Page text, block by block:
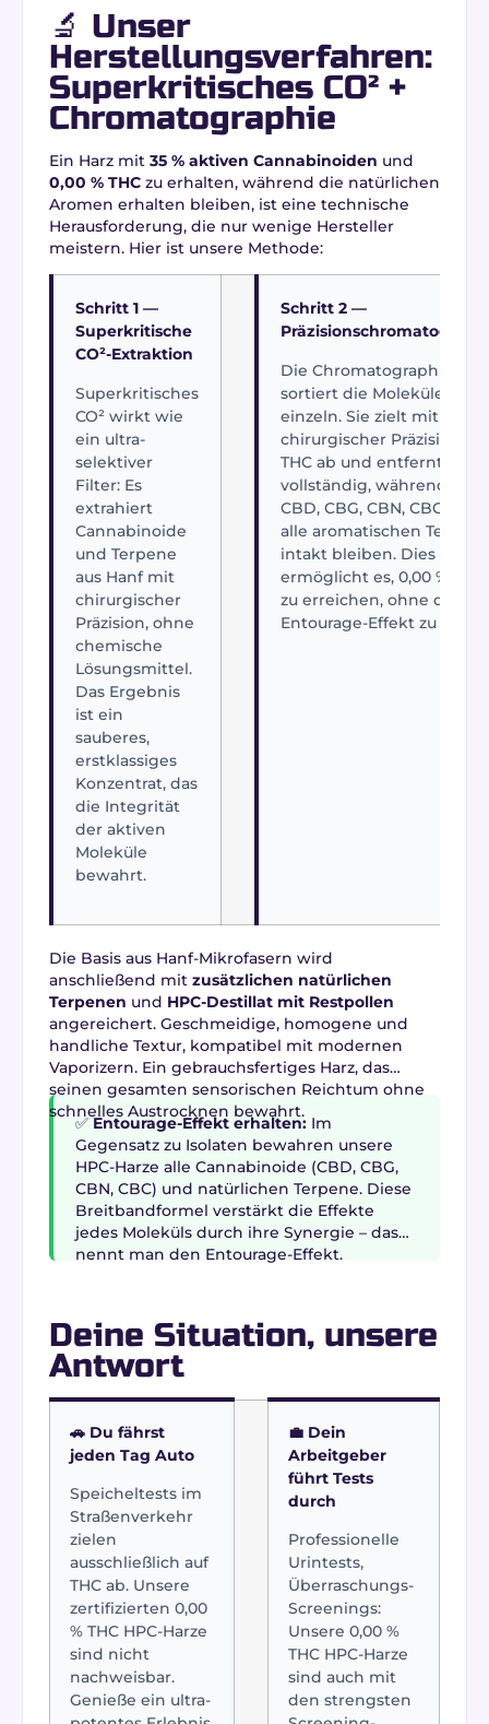
🔬 Unser
Herstellungsverfahren:
Superkritisches CO² +
Chromatographie
Ein Harz mit 35 % aktiven Cannabinoiden und
0,00 % THC zu erhalten, während die natürlichen
Aromen erhalten bleiben, ist eine technische
Herausforderung, die nur wenige Hersteller
meistern. Hier ist unsere Methode:
Schritt 1 —
Superkritische
CO²-Extraktion
Superkritisches
CO² wirkt wie
ein ultra-
selektiver
Filter: Es
extrahiert
Cannabinoide
und Terpene
aus Hanf mit
chirurgischer
Präzision, ohne
chemische
Lösungsmittel.
Das Ergebnis
ist ein
sauberes,
erstklassiges
Konzentrat, das
die Integrität
der aktiven
Moleküle
bewahrt.
Schritt 2 —
Die Chromatographie
sortiert die Moleküle
einzeln. Sie zielt mit
chirurgischer Präzision auf
THC ab und entfernt es
vollständig, während HPC,
CBD, CBG, CBN, CBC und
alle aromatischen
intakt bleiben. Dies
ermöglicht es, 0,00 % THC
zu erreichen, ohne den
Entourage-Effekt zu
Die Basis aus Hanf-Mikrofasern wird
anschließend mit zusätzlichen natürlichen
Terpenen und HPC-Destillat mit Restpollen
angereichert. Geschmeidige, homogene und
handliche Textur, kompatibel mit modernen
Vaporizern. Ein gebrauchsfertiges Harz, das
seinen gesamten sensorischen Reichtum ohne
schnelles Austrocknen bewahrt.
✅Entourage-Effekt erhalten: Im
Gegensatz zu Isolaten bewahren unsere
HPC-Harze alle Cannabinoide (CBD, CBG,
CBN, CBC) und natürlichen Terpene. Diese
Breitbandformel verstärkt die Effekte
jedes Moleküls durch ihre Synergie – das
nennt man den Entourage-Effekt.
Deine Situation, unsere
Antwort
🚗 Du fährst
jeden Tag Auto
Speicheltests im
Straßenverkehr
zielen
ausschließlich auf
THC ab. Unsere
zertifizierten 0,00
% THC HPC-Harze
sind nicht
nachweisbar.
Genieße ein ultra-
💼 Dein
Arbeitgeber
führt Tests
durch
Professionelle
Urintests,
Überraschungs-
Screenings:
Unsere 0,00 %
THC HPC-Harze
sind auch mit
den strengsten